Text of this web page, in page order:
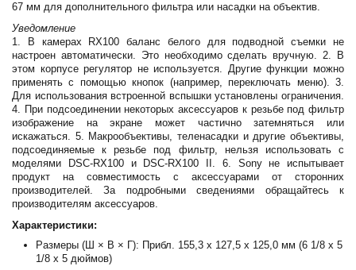
67 мм для дополнительного фильтра или насадки на объектив.
Уведомление
1. В камерах RX100 баланс белого для подводной съемки не
настроен автоматически. Это необходимо сделать вручную. 2. В
этом корпусе регулятор не используется. Другие функции можно
применять с помощью кнопок (например, переключать меню). 3.
Для использования встроенной вспышки установлены ограничения.
4. При подсоединении некоторых аксессуаров к резьбе под фильтр
изображение на экране может частично затемняться или
искажаться. 5. Макрообъективы, теленасадки и другие объективы,
подсоединяемые к резьбе под фильтр, нельзя использовать с
моделями DSC-RX100 и DSC-RX100 II. 6. Sony не испытывает
продукт на совместимость с аксессуарами от сторонних
производителей. За подробными сведениями обращайтесь к
производителям аксессуаров.
Характеристики:
Размеры (Ш × В × Г): Прибл. 155,3 x 127,5 x 125,0 мм (6 1/8 x 5
1/8 x 5 дюймов)